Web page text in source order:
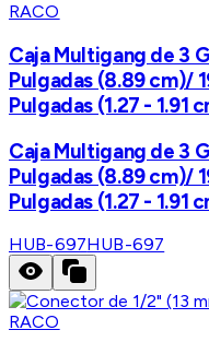
RACO
Caja Multigang de 3
Pulgadas (8.89 cm)/
Pulgadas (1.27 - 1.91
Caja Multigang de 3
Pulgadas (8.89 cm)/
Pulgadas (1.27 - 1.91
HUB-697HUB-697
RACO